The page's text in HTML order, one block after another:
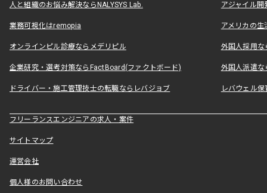
人と組織のお悩み解決ならNALYSYS Lab. アジャイル
業務可視化はremopia アメリカの
オンラインピル診療ならメデリピル 外国人採用
企業研究・選考対策ならFactBoard(ファクトボード) 外国人派遣な
ドライバー・施工管理技士の転職ならレバジョブ レバウェル
フリーランスエンジニアの求人・案件
サイトマップ
運営会社
個人様のお問い合わせ